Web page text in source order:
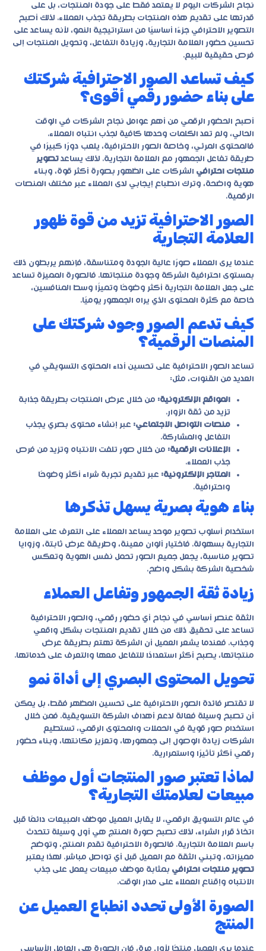
نجاح الشركات اليوم لا يعتمد فقط على جودة المنتجات، بل على
قدرتها على تقديم هذه المنتجات بطريقة تجذب العملاء. لذلك أصبح
التصوير الاحترافي جزءًا أساسيًا من استراتيجية النمو، لأنه يساعد على
تحسين حضور العلامة التجارية، وزيادة التفاعل، وتحويل المنتجات إلى
فرص حقيقية للبيع.
كيف تساعد الصور الاحترافية شركتك
على بناء حضور رقمي أقوى؟
أصبح الحضور الرقمي من أهم عوامل نجاح الشركات في الوقت
الحالي، ولم تعد الكلمات وحدها كافية لجذب انتباه العملاء.
فالمحتوى المرئي، وخاصة الصور الاحترافية، يلعب دورًا كبيرًا في
طريقة تفاعل الجمهور مع العلامة التجارية. لذلك يساعد تصوير
منتجات احترافي الشركات على الظهور بصورة أكثر قوة، وبناء
هوية واضحة، وترك انطباع إيجابي لدى العملاء عبر مختلف المنصات
الرقمية.
الصور الاحترافية تزيد من قوة ظهور
العلامة التجارية
عندما يرى العملاء صورًا عالية الجودة ومتناسقة، فإنهم يربطون ذلك
بمستوى احترافية الشركة وجودة منتجاتها. فالصورة المميزة تساعد
على جعل العلامة التجارية أكثر وضوحًا وتميزًا وسط المنافسين،
خاصة مع كثرة المحتوى الذي يراه الجمهور يوميًا.
كيف تدعم الصور وجود شركتك على
المنصات الرقمية؟
تساعد الصور الاحترافية على تحسين أداء المحتوى التسويقي في
العديد من القنوات، مثل:
المواقع الإلكترونية: من خلال عرض المنتجات بطريقة جذابة
تزيد من ثقة الزوار.
منصات التواصل الاجتماعي: عبر إنشاء محتوى بصري يجذب
التفاعل والمشاركة.
الإعلانات الرقمية: من خلال صور تلفت الانتباه وتزيد من فرص
جذب العملاء.
المتاجر الإلكترونية: عبر تقديم تجربة شراء أكثر وضوحًا
واحترافية.
بناء هوية بصرية يسهل تذكرها
استخدام أسلوب تصوير موحد يساعد العملاء على التعرف على العلامة
التجارية بسهولة. فاختيار ألوان معينة، وطريقة عرض ثابتة، وزوايا
تصوير مناسبة، يجعل جميع الصور تحمل نفس الهوية وتعكس
شخصية الشركة بشكل واضح.
زيادة ثقة الجمهور وتفاعل العملاء
الثقة عنصر أساسي في نجاح أي حضور رقمي، والصور الاحترافية
تساعد على تحقيق ذلك من خلال تقديم المنتجات بشكل واقعي
وجذاب. فعندما يشعر العميل أن الشركة تهتم بطريقة عرض
منتجاتها، يصبح أكثر استعدادًا للتفاعل معها والتعرف على خدماتها.
تحويل المحتوى البصري إلى أداة نمو
لا تقتصر فائدة الصور الاحترافية على تحسين المظهر فقط، بل يمكن
أن تصبح وسيلة فعالة لدعم أهداف الشركة التسويقية. فمن خلال
استخدام صور قوية في الحملات والمحتوى الرقمي، تستطيع
الشركات زيادة الوصول إلى جمهورها، وتعزيز مكانتها، وبناء حضور
رقمي أكثر تأثيرًا واستمرارية.
لماذا تعتبر صور المنتجات أول موظف
مبيعات لعلامتك التجارية؟
في عالم التسويق الرقمي، لا يقابل العميل موظف المبيعات دائمًا قبل
اتخاذ قرار الشراء، لذلك تصبح صورة المنتج هي أول وسيلة تتحدث
باسم العلامة التجارية. فالصورة الاحترافية تقدم المنتج، وتوضح
مميزاته، وتبني الثقة مع العميل قبل أي تواصل مباشر. لهذا يعتبر
تصوير منتجات احترافي بمثابة موظف مبيعات يعمل على جذب
الانتباه وإقناع العملاء على مدار الوقت.
الصورة الأولى تحدد انطباع العميل عن
المنتج
عندما يرى العميل منتجًا لأول مرة، فإن الصورة هي العامل الأساسي